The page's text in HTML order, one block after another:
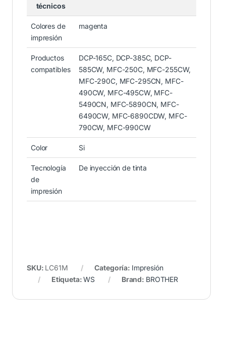
técnicos
Colores de
impresión
magenta
Productos
compatibles
DCP-165C, DCP-385C, DCP-
585CW, MFC-250C, MFC-255CW,
MFC-290C, MFC-295CN, MFC-
490CW, MFC-495CW, MFC-
5490CN, MFC-5890CN, MFC-
6490CW, MFC-6890CDW, MFC-
790CW, MFC-990CW
Color Si
Tecnología
de
impresión
De inyección de tinta
SKU: LC61M Categoría: Impresión
Etiqueta:WS Brand: BROTHER